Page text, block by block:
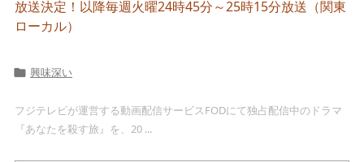
放送決定！以降毎週火曜24時45分～25時15分放送（関東
ローカル）
 興味深い
フジテレビが運営する動画配信サービスFODにて独占配信中のドラマ
『あなたを殺す旅』を、20 ...